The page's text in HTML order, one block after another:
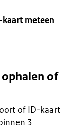
meteen
of
of ID-kaart
3